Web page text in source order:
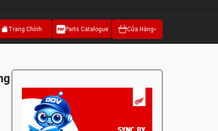
Trang Chính Parts Catalogue Cửa Hàng